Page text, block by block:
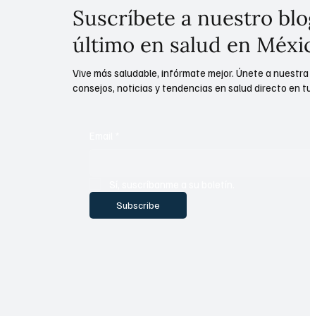
Suscríbete a nuestro
último en salud en
Subscribe
Vive más saludable, infórmate mejor. Únete a
consejos, noticias y tendencias en salud directo en